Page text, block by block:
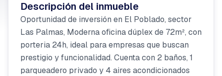
Descripción del inmueble
Oportunidad de inversión en El Poblado, sector
Las Palmas, Moderna oficina dúplex de 72m², con
porteria 24h, ideal para empresas que buscan
prestigio y funcionalidad. Cuenta con 2 baños, 1
parqueadero privado y 4 aires acondicionados